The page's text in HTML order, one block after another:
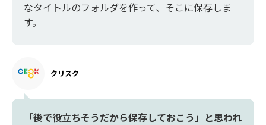
なタイトルのフォルダを作って、そこに保存しま
す。
クリスク
「後で役立ちそうだから保存しておこう」と思われ